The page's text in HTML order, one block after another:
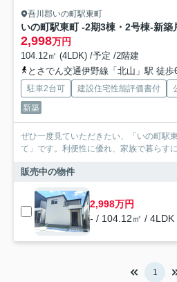
吾川郡いの町駅東町
いの町駅東町 -2期3棟・2号棟-新築
2,998万円
104.12㎡ (4LDK) /予定 /2階建
とさでん交通伊野線「北山」駅 徒歩
駐車2台可 建設住宅性能評価書付
新築
ぜひ一度見ていただきたい、「いの町駅
て」です。利便性に優れ、家族で暮らす
販売中の物件
2,998万円
- / 104.12㎡ / 4LDK
1